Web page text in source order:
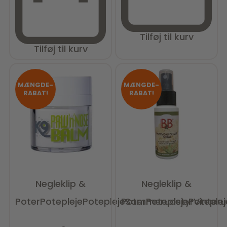
Tilføj til kurv
Tilføj til kurv
MÆNGDE-
RABAT!
Negleklip &
PoterPoteplejePoteplejeSommerudstyr
MÆNGDE-
RABAT!
Negleklip &
PoterPotepleje